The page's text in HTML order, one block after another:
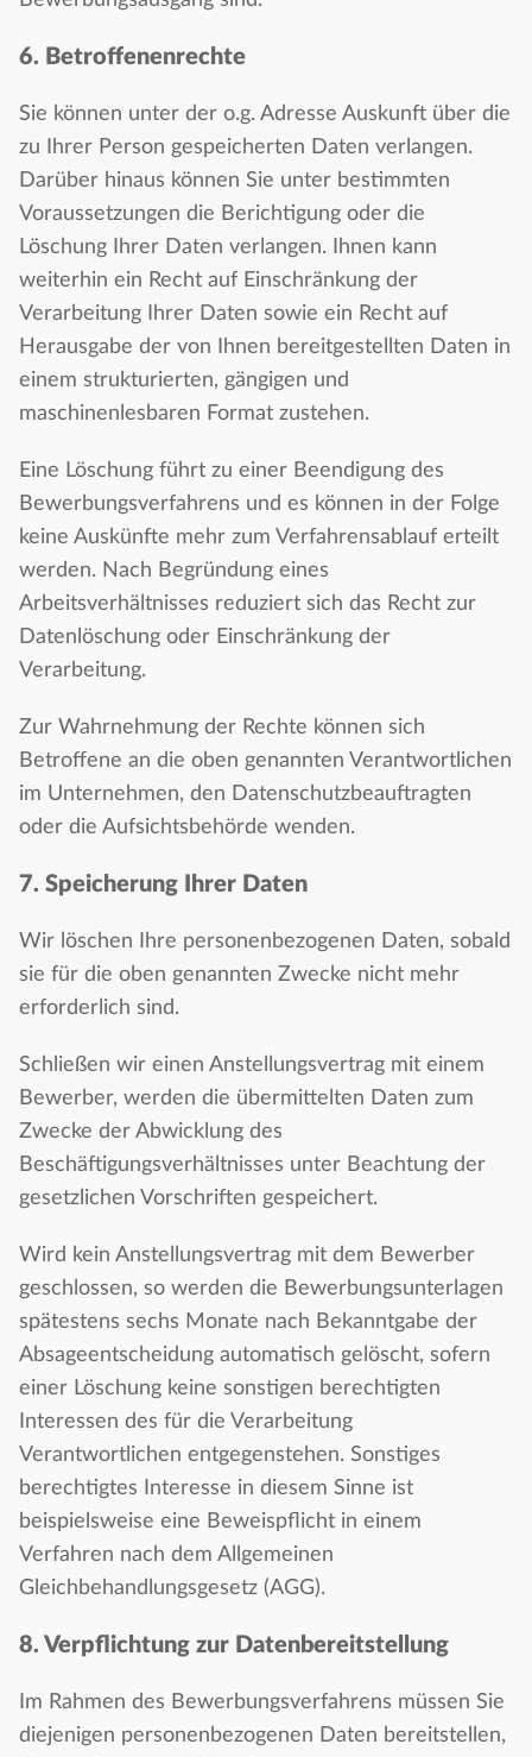
6. Betroffenenrechte
Sie können unter der o.g. Adresse Auskunft über die
zu Ihrer Person gespeicherten Daten verlangen.
Darüber hinaus können Sie unter bestimmten
Voraussetzungen die Berichtigung oder die
Löschung Ihrer Daten verlangen. Ihnen kann
weiterhin ein Recht auf Einschränkung der
Verarbeitung Ihrer Daten sowie ein Recht auf
Herausgabe der von Ihnen bereitgestellten Daten in
einem strukturierten, gängigen und
maschinenlesbaren Format zustehen.
Eine Löschung führt zu einer Beendigung des
Bewerbungsverfahrens und es können in der Folge
keine Auskünfte mehr zum Verfahrensablauf erteilt
werden. Nach Begründung eines
Arbeitsverhältnisses reduziert sich das Recht zur
Datenlöschung oder Einschränkung der
Verarbeitung.
Zur Wahrnehmung der Rechte können sich
Betroffene an die oben genannten Verantwortlichen
im Unternehmen, den Datenschutzbeauftragten
oder die Aufsichtsbehörde wenden.
7. Speicherung Ihrer Daten
Wir löschen Ihre personenbezogenen Daten, sobald
sie für die oben genannten Zwecke nicht mehr
erforderlich sind.
Schließen wir einen Anstellungsvertrag mit einem
Bewerber, werden die übermittelten Daten zum
Zwecke der Abwicklung des
Beschäftigungsverhältnisses unter Beachtung der
gesetzlichen Vorschriften gespeichert.
Wird kein Anstellungsvertrag mit dem Bewerber
geschlossen, so werden die Bewerbungsunterlagen
spätestens sechs Monate nach Bekanntgabe der
Absageentscheidung automatisch gelöscht, sofern
einer Löschung keine sonstigen berechtigten
Interessen des für die Verarbeitung
Verantwortlichen entgegenstehen. Sonstiges
berechtigtes Interesse in diesem Sinne ist
beispielsweise eine Beweispflicht in einem
Verfahren nach dem Allgemeinen
Gleichbehandlungsgesetz (AGG).
8. Verpflichtung zur Datenbereitstellung
Im Rahmen des Bewerbungsverfahrens müssen Sie
diejenigen personenbezogenen Daten bereitstellen,